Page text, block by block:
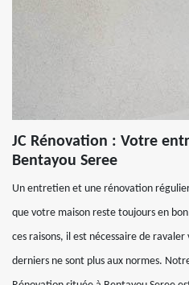
JC Rénovation : Votre
Bentayou Seree
Un entretien et une rénovation
que votre maison reste toujours en
ces raisons, il est nécessaire de
derniers ne sont plus aux normes.